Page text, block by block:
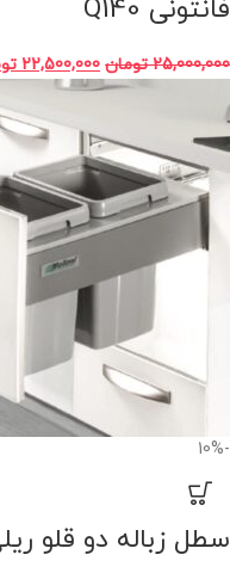
فانتونی Q140
25,000,000 تومان 22,500,000
-10%
سطل زباله دو قلو ریلی